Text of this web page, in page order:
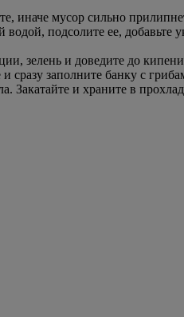
иначе мусор сильно
подсолите ее, добавьте
зелень и доведите до
сразу заполните банку с
Закатайте и храните в